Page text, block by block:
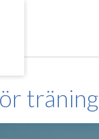
träning